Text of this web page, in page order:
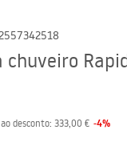
desconto: 333,00 € -4%